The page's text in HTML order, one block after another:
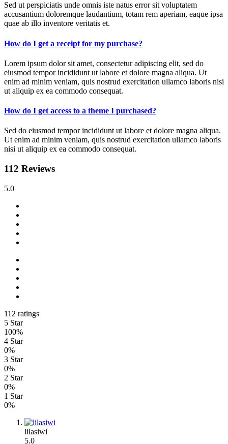
Sed ut perspiciatis unde omnis iste natus error sit voluptatem
accusantium doloremque laudantium, totam rem aperiam, eaque ipsa
quae ab illo inventore veritatis et.
How do I get a receipt for my purchase?
Lorem ipsum dolor sit amet, consectetur adipiscing elit, sed do
eiusmod tempor incididunt ut labore et dolore magna aliqua. Ut
enim ad minim veniam, quis nostrud exercitation ullamco laboris nisi
ut aliquip ex ea commodo consequat.
How do I get access to a theme I purchased?
Sed do eiusmod tempor incididunt ut labore et dolore magna aliqua.
Ut enim ad minim veniam, quis nostrud exercitation ullamco laboris
nisi ut aliquip ex ea commodo consequat.
112 Reviews
5.0
112 ratings
5 Star
100%
4 Star
0%
3 Star
0%
2 Star
0%
1 Star
0%
lilasiwi
5.0